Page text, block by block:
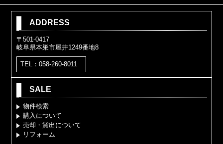
ADDRESS
〒501-0417
岐阜県本巣市屋井1249番地8
TEL：058-260-8011
SALE
物件検索
購入について
売却・貸出について
リフォーム